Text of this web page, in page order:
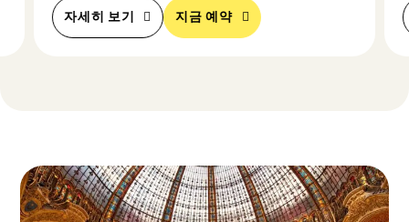
자세히 보기 지금 예약